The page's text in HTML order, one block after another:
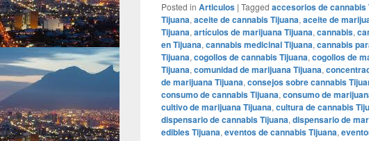
Posted in Articulos | Tagged accesorios de cannabis
Tijuana, aceite de cannabis Tijuana, aceite de
Tijuana, artículos de marijuana Tijuana, cannabis,
en Tijuana, cannabis medicinal Tijuana, cannabis
Tijuana, cogollos de cannabis Tijuana, cogollos de
Tijuana, comunidad de marijuana Tijuana,
de marijuana Tijuana, consejos sobre cannabis
consumo de cannabis Tijuana, consumo de
cultivo de marijuana Tijuana, cultura de cannabis
dispensario de cannabis Tijuana, dispensario de
edibles Tijuana, eventos de cannabis Tijuana,